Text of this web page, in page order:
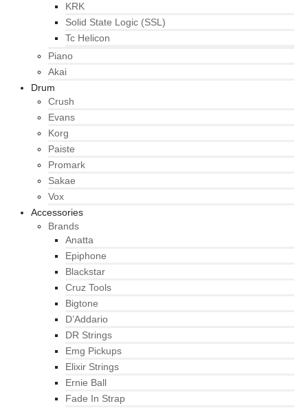
KRK
Solid State Logic (SSL)
Tc Helicon
Piano
Akai
Drum
Crush
Evans
Korg
Paiste
Promark
Sakae
Vox
Accessories
Brands
Anatta
Epiphone
Blackstar
Cruz Tools
Bigtone
D’Addario
DR Strings
Emg Pickups
Elixir Strings
Ernie Ball
Fade In Strap